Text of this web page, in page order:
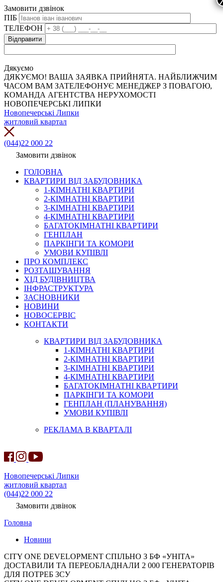
Замовити дзвінок
ПІБ
ТЕЛЕФОН
Дякуємо
ДЯКУЄМО! ВАША ЗАЯВКА ПРИЙНЯТА. НАЙБЛИЖЧИМ
ЧАСОМ ВАМ ЗАТЕЛЕФОНУЄ МЕНЕДЖЕР З ПОВАГОЮ,
КОМАНДА АГЕНТСТВА НЕРУХОМОСТІ
НОВОПЕЧЕРСЬКІ ЛИПКИ
Новопечерські Липки
житловий квартал
(044)22 000 22
Замовити дзвінок
ГОЛОВНА
КВАРТИРИ ВІД ЗАБУДОВНИКА
1-КІМНАТНІ КВАРТИРИ
2-КІМНАТНІ КВАРТИРИ
3-КІМНАТНІ КВАРТИРИ
4-КІМНАТНІ КВАРТИРИ
БАГАТОКІМНАТНІ КВАРТИРИ
ГЕНПЛАН
ПАРКІНГИ ТА КОМОРИ
УМОВИ КУПІВЛІ
ПРО КОМПЛЕКС
РОЗТАШУВАННЯ
ХІД БУДІВНИЦТВА
ІНФРАСТРУКТУРА
ЗАСНОВНИКИ
НОВИНИ
НОВОСЕРВІС
КОНТАКТИ
КВАРТИРИ ВІД ЗАБУДОВНИКА
1-КІМНАТНІ КВАРТИРИ
2-КІМНАТНІ КВАРТИРИ
3-КІМНАТНІ КВАРТИРИ
4-КІМНАТНІ КВАРТИРИ
БАГАТОКІМНАТНІ КВАРТИРИ
ПАРКІНГИ ТА КОМОРИ
ГЕНПЛАН (ПЛАНУВАННЯ)
УМОВИ КУПІВЛІ
РЕКЛАМА В КВАРТАЛІ
Новопечерські Липки
житловий квартал
(044)22 000 22
Замовити дзвінок
Головна
Новини
CITY ONE DEVELOPMENT СПІЛЬНО З БФ «УНІТА»
ДОСТАВИЛИ ТА ПЕРЕОБЛАДНАЛИ 2 000 ГЕНЕРАТОРІВ
ДЛЯ ПОТРЕБ ЗСУ